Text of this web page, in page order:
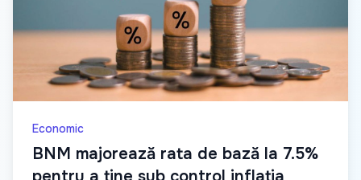
Economic
BNM majorează rata de bază la 7.5%